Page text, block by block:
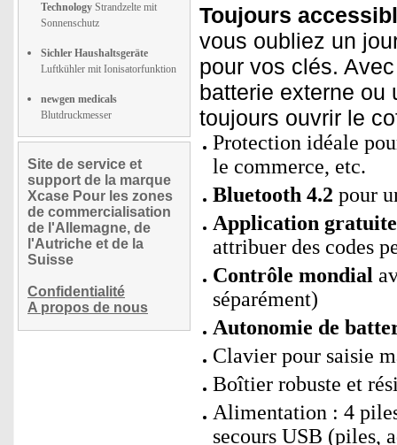
Technology Strandzelte mit
Sonnenschutz
Sichler Haushaltsgeräte
Luftkühler mit Ionisatorfunktion
newgen medicals
Blutdruckmesser
Site de service et
support de la marque
Xcase Pour les zones
de commercialisation
de l'Allemagne, de
l'Autriche et de la
Suisse
Confidentialité
A propos de nous
Toujours
vous oubliez un
pour vos clés.
batterie externe ou
toujours ouvrir le
Protection idéale
le commerce, etc.
Bluetooth 4.2 pour
Application
attribuer des codes
Contrôle mondial
séparément)
Autonomie de
Clavier pour saisie
Boîtier robuste et
Alimentation : 4
secours USB (piles,